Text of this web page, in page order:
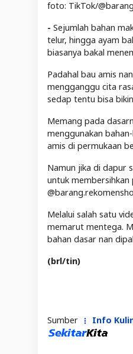
foto: TikTok/
- Sejumlah bahan
telur, hingga ayam
biasanya bakal
Padahal bau amis
mengganggu cita
sedap tentu bisa
Memang pada
menggunakan
amis di permukaan
Namun jika di dapur
untuk
Melalui salah satu
memarut mentega.
bahan dasar nan
(brl/tin)
Sumber Info